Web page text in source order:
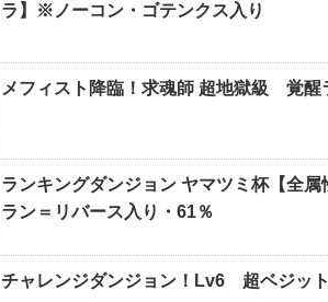
ラ】※ノーコン・ゴテンクス入り
メフィスト降臨！求魂師 超地獄級 覚醒
ランキングダンジョン ヤマツミ杯【全
ラン＝リバース入り・61％
チャレンジダンジョン！Lv6 超ベジット